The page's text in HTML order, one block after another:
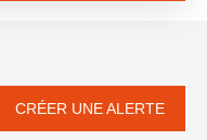
CRÉER UNE ALERTE